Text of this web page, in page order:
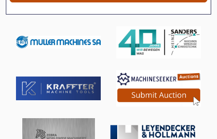
Máquina De Moedura De Faca
Máquina De Moedura De Flanco De Dente
Máquina De Moedura Do Cilindro
Máquina De Moedura Do Eixo